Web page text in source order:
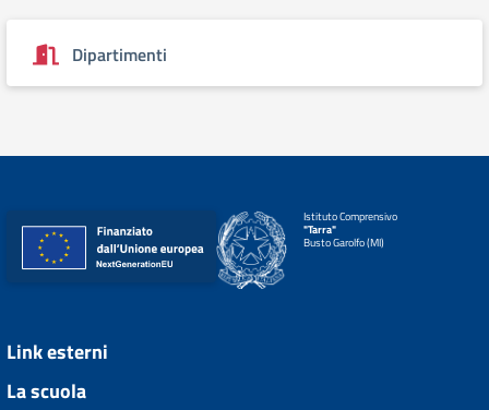
Dipartimenti
Istituto Comprensivo
"Tarra"
Busto Garolfo (MI)
Link esterni
La scuola